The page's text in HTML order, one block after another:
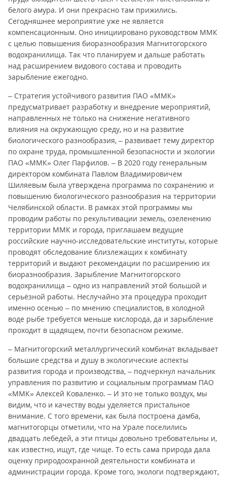
белого амура. И они прекрасно там прижились.
Сегодняшнее мероприятие уже не является
компенсационным. Оно инициировано руководством ММК
с целью повышения биоразнообразия Магнитогорского
водохранилища. Так что планируем и дальше работать
над расширением видового состава и проводить
зарыбление ежегодно.
– Стратегия устойчивого развития ПАО «ММК»
предусматривает разработку и внедрение мероприятий,
направленных не только на снижение негативного
влияния на окружающую среду, но и на развитие
биологического разнообразия, – развивает тему директор
по охране труда, промышленной безопасности и экологии
ПАО «ММК» Олег Парфилов. – В 2020 году генеральным
директором комбината Павлом Владимировичем
Шиляевым была утверждена программа по сохранению и
повышению биологического разнообразия на территории
Челябинской области. В рамках этой программы мы
проводим работы по рекультивации земель, озеленению
территории ММК и города, приглашаем ведущие
российские научно-исследовательские институты, которые
проводят обследование близлежащих к комбинату
территорий и выдают рекомендации по расширению их
биоразнообразия. Зарыбление Магнитогорского
водохранилища – одно из направлений этой большой и
серьёзной работы. Неслучайно эта процедура проходит
именно осенью – по мнению специалистов, в холодной
воде рыбе требуется меньше кислорода, да и зарыбление
проходит в щадящем, почти безопасном режиме.
– Магнитогорский металлургический комбинат вкладывает
большие средства и душу в экологические аспекты
развития города и производства, – подчеркнул начальник
управления по развитию и социальным программам ПАО
«ММК» Алексей Коваленко. – И это не только воздух, мы
видим, что и качеству воды уделяется пристальное
внимание. С того времени, как была построена дамба,
магнитогорцы отметили, что на Урале поселились
двадцать лебедей, а эти птицы довольно требовательны и,
как известно, ищут, где чище. То есть сама природа дала
оценку природоохранной деятельности комбината и
администрации города. Кроме того, экологи подтверждают,